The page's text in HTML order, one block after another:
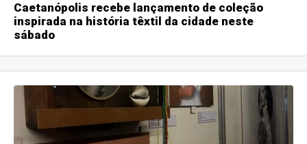
Caetanópolis recebe lançamento de coleção
inspirada na história têxtil da cidade neste
sábado